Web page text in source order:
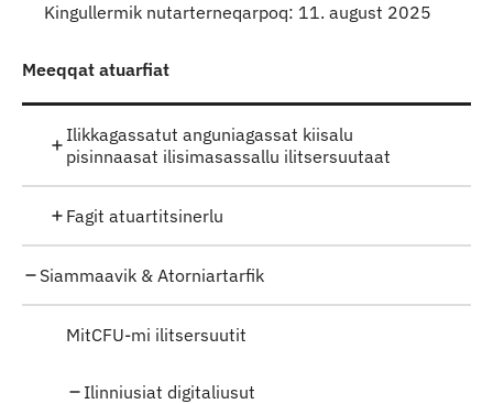
Kingullermik nutarterneqarpoq: 11. august 2025
Meeqqat atuarfiat
Ilikkagassatut anguniagassat kiisalu
pisinnaasat ilisimasassallu ilitsersuutaat
Fagit atuartitsinerlu
Siammaavik & Atorniartarfik
MitCFU-mi ilitsersuutit
Ilinniusiat digitaliusut